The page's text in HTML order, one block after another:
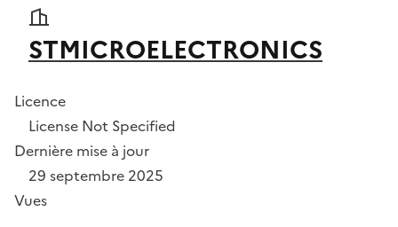
STMICROELECTRONICS
Licence
License Not Specified
Dernière mise à jour
29 septembre 2025
Vues